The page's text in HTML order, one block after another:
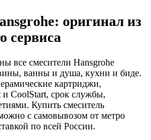
оригинал из
сервиса
все смесители Hansgrohe
ванны и душа, кухни и биде.
картриджи,
и CoolStart, срок службы,
Купить смеситель
с самовывозом от метро
по всей России.